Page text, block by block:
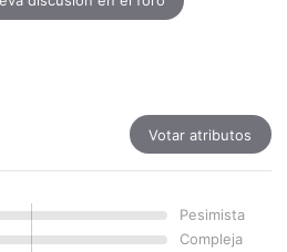
Votar atributos
Pesimista
Compleja